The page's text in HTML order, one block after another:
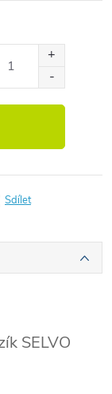
Sdílet
SELVO